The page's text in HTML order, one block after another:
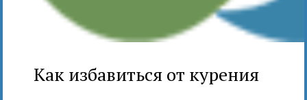
Как избавиться от курения